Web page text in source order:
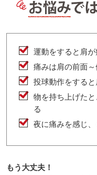
運動をすると肩が
痛みは肩の前面
投球動作をする
物を持ち上げた
る
夜に痛みを感じ
もう大丈夫！